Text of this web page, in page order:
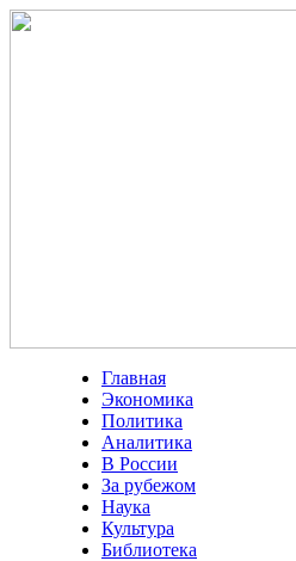
Главная
Экономика
Политика
Аналитика
В России
За рубежом
Наука
Культура
Библиотека